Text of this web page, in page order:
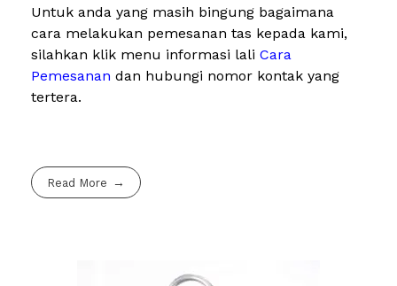
Untuk anda yang masih bingung bagaimana
cara melakukan pemesanan tas kepada kami,
silahkan klik menu informasi lali Cara
Pemesanan dan hubungi nomor kontak yang
tertera.
Read More